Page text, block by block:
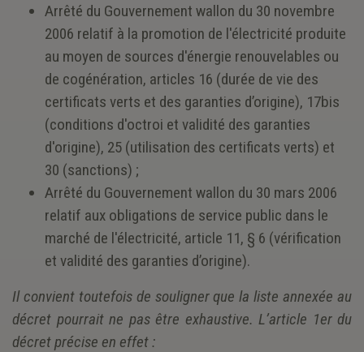
Arrêté du Gouvernement wallon du 30 novembre
2006 relatif à la promotion de l'électricité produite
au moyen de sources d'énergie renouvelables ou
de cogénération, articles 16 (durée de vie des
certificats verts et des garanties d’origine), 17bis
(conditions d'octroi et validité des garanties
d'origine), 25 (utilisation des certificats verts) et
30 (sanctions) ;
Arrêté du Gouvernement wallon du 30 mars 2006
relatif aux obligations de service public dans le
marché de l'électricité, article 11, § 6 (vérification
et validité des garanties d’origine).
Il convient toutefois de souligner que la liste annexée au
décret pourrait ne pas être exhaustive. L’article 1er du
décret précise en effet :